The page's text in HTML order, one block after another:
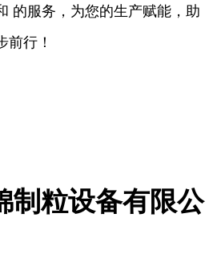
的服务，为您的生产赋能，助
前行！
制粒设备有限公